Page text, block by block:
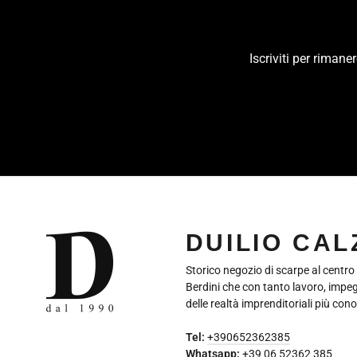
Iscriviti per
DUILIO
Storico negozio di scarpe al
Berdini che con tanto lavoro,
delle realtà imprenditoriali più
Tel: +390652362385
Whatsapp: +39 06 52362 385